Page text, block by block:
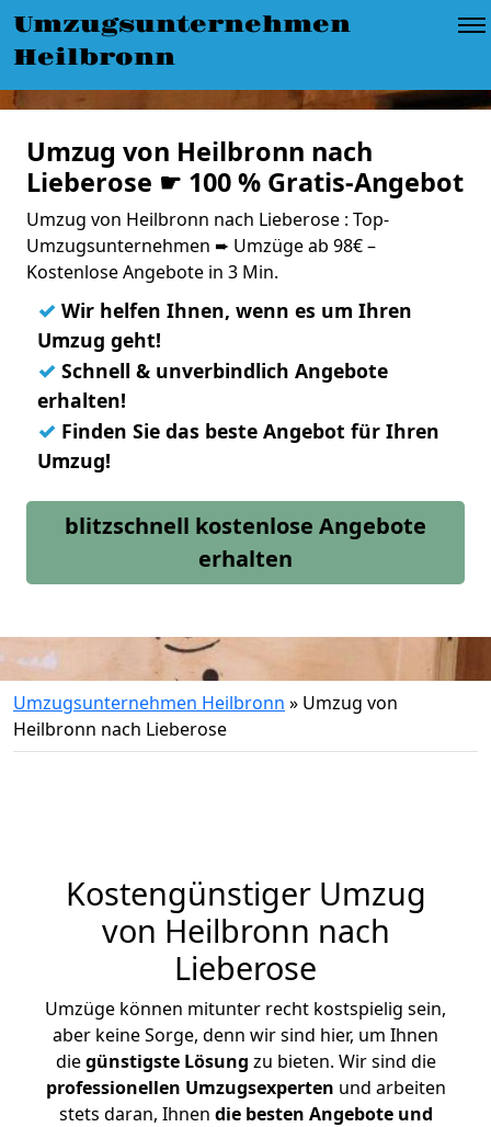
Umzugsunternehmen
Heilbronn
Umzug von Heilbronn nach
Lieberose ☛ 100 % Gratis-Angebot
Umzug von Heilbronn nach Lieberose : Top-
Umzugsunternehmen ➨ Umzüge ab 98€ –
Kostenlose Angebote in 3 Min.
✓ Wir helfen Ihnen, wenn es um Ihren
Umzug geht!
✓ Schnell & unverbindlich Angebote
erhalten!
✓ Finden Sie das beste Angebot für Ihren
Umzug!
blitzschnell kostenlose Angebote
erhalten
Umzugsunternehmen Heilbronn » Umzug von
Heilbronn nach Lieberose
Kostengünstiger Umzug
von Heilbronn nach
Lieberose
Umzüge können mitunter recht kostspielig sein,
aber keine Sorge, denn wir sind hier, um Ihnen
diegünstigste Lösung zu bieten. Wir sind die
professionellen Umzugsexperten und arbeiten
stets daran, Ihnen die besten Angebote und